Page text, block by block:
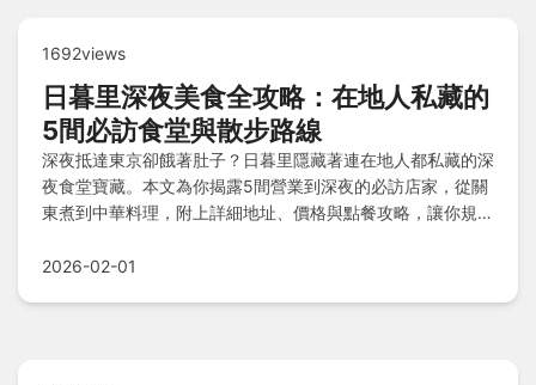
1692views
日暮里深夜美食全攻略：在地人私藏的
5間必訪食堂與散步路線
深夜抵達東京卻餓著肚子？日暮里隱藏著連在地人都私藏的深
夜食堂寶藏。本文為你揭露5間營業到深夜的必訪店家，從關
東煮到中華料理，附上詳細地址、價格與點餐攻略，讓你規劃
2026-02-01